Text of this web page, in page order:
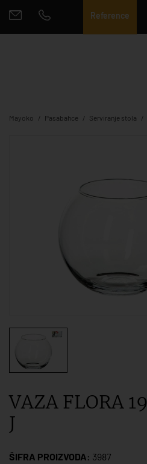
Reference
Mayoko Pasabahce Serviranje stola
VAZA FLORA
J
ŠIFRA PROIZVODA: 3987